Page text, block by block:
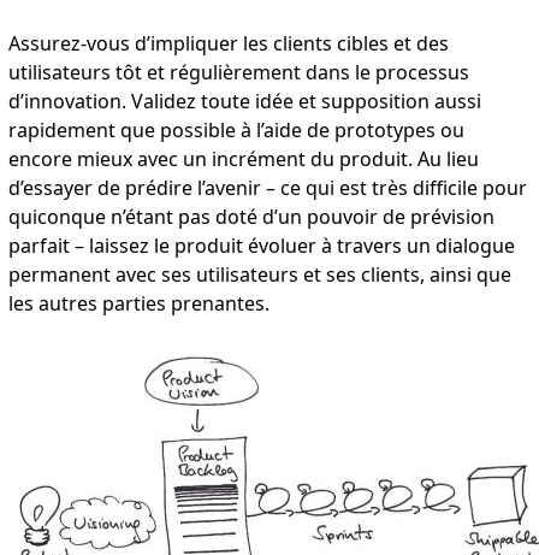
Assurez-vous d’impliquer les clients cibles et des
utilisateurs tôt et régulièrement dans le processus
d’innovation. Validez toute idée et supposition aussi
rapidement que possible à l’aide de prototypes ou
encore mieux avec un incrément du produit. Au lieu
d’essayer de prédire l’avenir – ce qui est très difficile pour
quiconque n’étant pas doté d’un pouvoir de prévision
parfait – laissez le produit évoluer à travers un dialogue
permanent avec ses utilisateurs et ses clients, ainsi que
les autres parties prenantes.